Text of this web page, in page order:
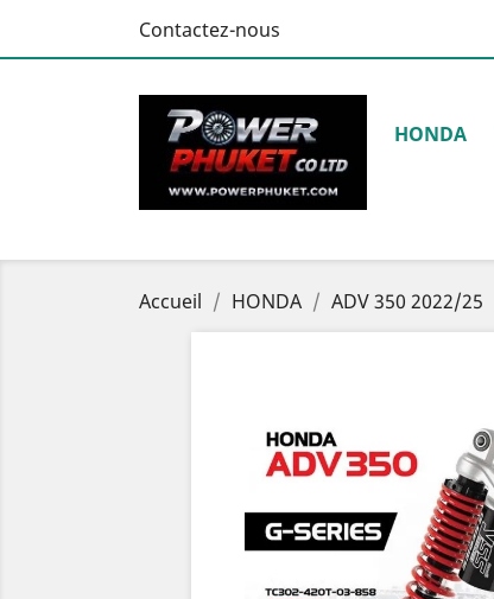
Contactez-nous
HONDA
Accueil HONDA ADV 350 2022/25